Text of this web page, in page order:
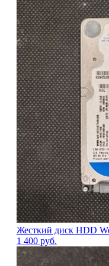
Жесткий диск HDD
1 400 руб.